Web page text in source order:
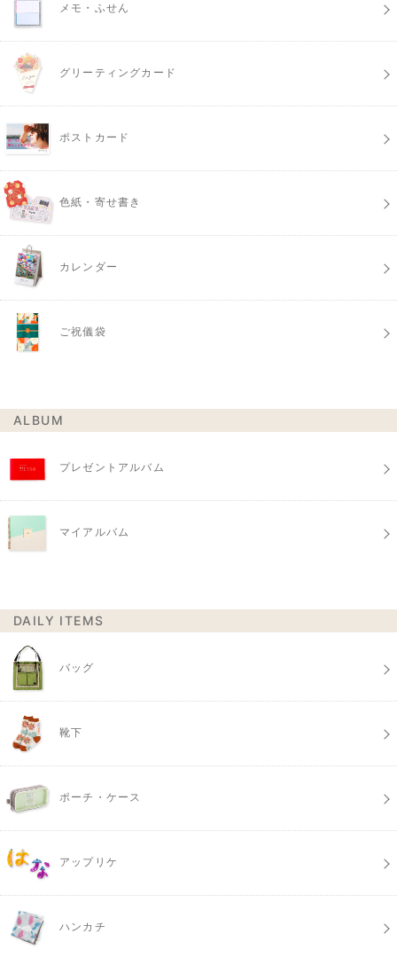
メモ・ふせん
グリーティングカード
ポストカード
色紙・寄せ書き
カレンダー
ご祝儀袋
ALBUM
プレゼントアルバム
マイアルバム
DAILY ITEMS
バッグ
靴下
ポーチ・ケース
アップリケ
ハンカチ